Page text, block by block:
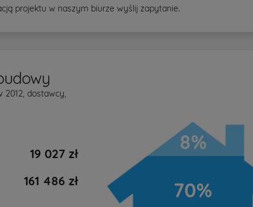
projektu w naszym biurze wyślij zapytanie.
2012, dostawcy,
8%
70%
19 027 zł
161 486 zł